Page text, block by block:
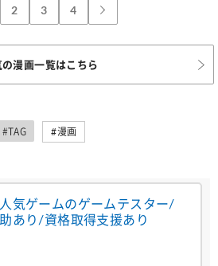
2 3 4
の漫画一覧はこちら
#TAG #漫画
気ゲームのゲームテスター/
あり/資格取得支援あり